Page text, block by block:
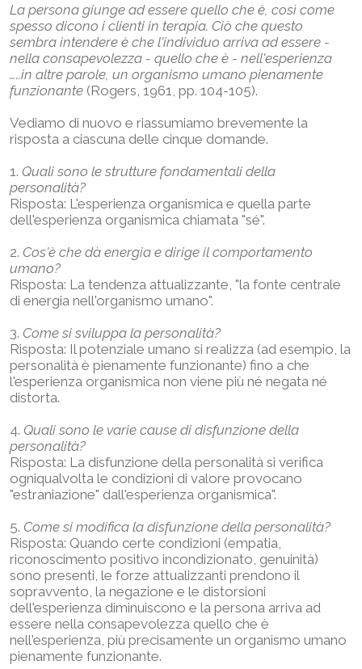
La persona giunge ad essere quello che è, così come
spesso dicono i clienti in terapia. Ciò che questo
sembra intendere è che l'individuo arriva ad essere -
nella consapevolezza - quello che è - nell'esperienza
…..in altre parole, un organismo umano pienamente
funzionante (Rogers, 1961, pp. 104-105).
Vediamo di nuovo e riassumiamo brevemente la
risposta a ciascuna delle cinque domande.
1. Quali sono le strutture fondamentali della
personalità?
Risposta: L'esperienza organismica e quella parte
dell'esperienza organismica chiamata "sé".
2. Cos'è che dà energia e dirige il comportamento
umano?
Risposta: La tendenza attualizzante, "la fonte centrale
di energia nell'organismo umano".
3. Come si sviluppa la personalità?
Risposta: Il potenziale umano si realizza (ad esempio, la
personalità è pienamente funzionante) fino a che
l'esperienza organismica non viene più né negata né
distorta.
4. Quali sono le varie cause di disfunzione della
personalità?
Risposta: La disfunzione della personalità si verifica
ogniqualvolta le condizioni di valore provocano
"estraniazione" dall'esperienza organismica".
5. Come si modifica la disfunzione della personalità?
Risposta: Quando certe condizioni (empatia,
riconoscimento positivo incondizionato, genuinità)
sono presenti, le forze attualizzanti prendono il
sopravvento, la negazione e le distorsioni
dell'esperienza diminuiscono e la persona arriva ad
essere nella consapevolezza quello che è
nell'esperienza, più precisamente un organismo umano
pienamente funzionante.